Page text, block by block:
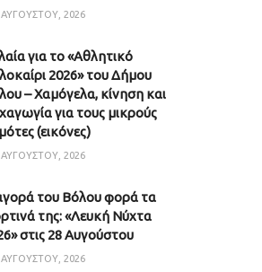
2026
για το «Αθλητικό
2026» του Δήμου
– Χαμόγελα, κίνηση και
για τους μικρούς
(εικόνες)
2026
του Βόλου φορά τα
της: «Λευκή Νύχτα
στις 28 Αυγούστου
2026